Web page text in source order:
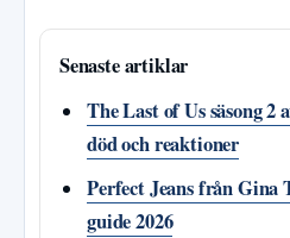
Senaste artiklar
The Last of Us säsong 2
död och reaktioner
Perfect Jeans från Gina
guide 2026